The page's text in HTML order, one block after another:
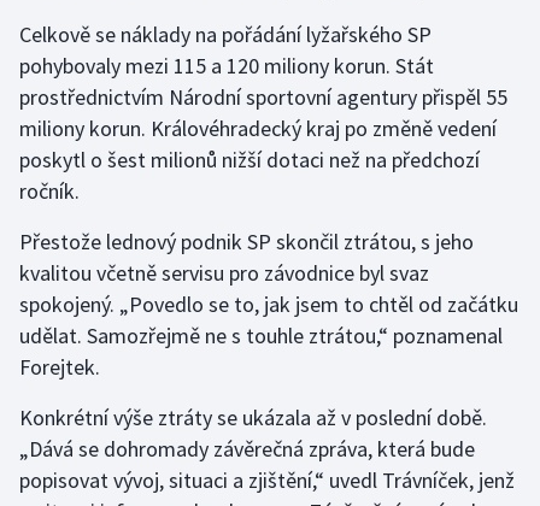
Triatlon
Veslování
Vodní slalom
Ostatní
Celkově se náklady na pořádání lyžařského SP
pohybovaly mezi 115 a 120 miliony korun. Stát
prostřednictvím Národní sportovní agentury přispěl 55
miliony korun. Královéhradecký kraj po změně vedení
poskytl o šest milionů nižší dotaci než na předchozí
ročník.
Přestože lednový podnik SP skončil ztrátou, s jeho
kvalitou včetně servisu pro závodnice byl svaz
spokojený. „Povedlo se to, jak jsem to chtěl od začátku
udělat. Samozřejmě ne s touhle ztrátou,“ poznamenal
Forejtek.
Konkrétní výše ztráty se ukázala až v poslední době.
„Dává se dohromady závěrečná zpráva, která bude
popisovat vývoj, situaci a zjištění,“ uvedl Trávníček, jenž